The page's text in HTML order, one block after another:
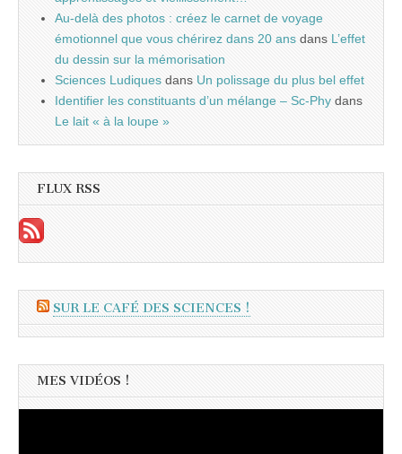
Au-delà des photos : créez le carnet de voyage
émotionnel que vous chérirez dans 20 ans dans L’effet
du dessin sur la mémorisation
Sciences Ludiques dans Un polissage du plus bel effet
Identifier les constituants d’un mélange – Sc-Phy dans
Le lait « à la loupe »
FLUX RSS
SUR LE CAFÉ DES SCIENCES !
MES VIDÉOS !